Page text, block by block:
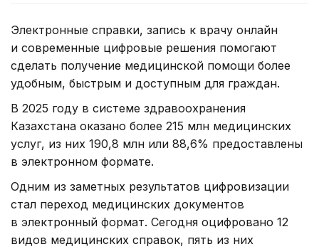
Электронные справки, запись к врачу онлайн
и современные цифровые решения помогают
сделать получение медицинской помощи более
удобным, быстрым и доступным для граждан.
В 2025 году в системе здравоохранения
Казахстана оказано более 215 млн медицинских
услуг, из них 190,8 млн или 88,6% предоставлены
в электронном формате.
Одним из заметных результатов цифровизации
стал переход медицинских документов
в электронный формат. Сегодня оцифровано 12
видов медицинских справок, пять из них